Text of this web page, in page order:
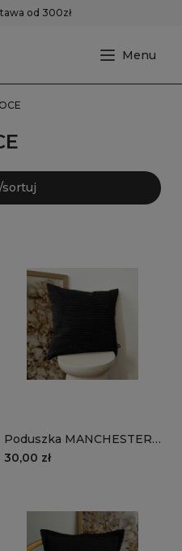
od 300zł
Poduszka MANCHESTER
LN100 | czarny
30,00 zł